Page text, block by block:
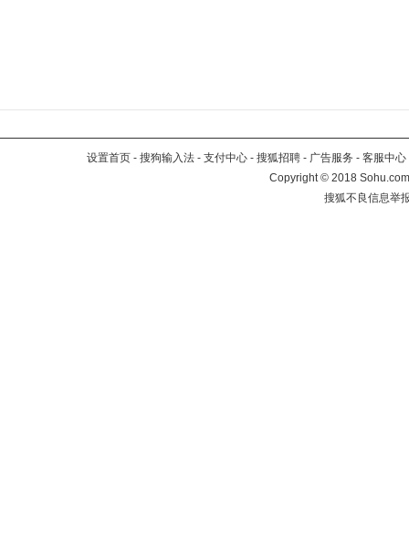
设置首页 - 搜狗输入法 - 支付中心 - 搜狐招聘 - 广告服务 - 客服中心
Copyright©2018
搜狐不良信息举